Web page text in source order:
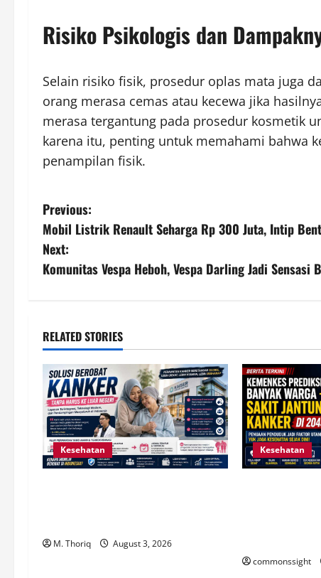
Risiko Psikologis dan
Selain risiko fisik, prosedur oplas mata juga
orang merasa cemas atau kecewa jika
merasa tergantung pada prosedur kosmetik
karena itu, penting untuk memahami bahwa
penampilan fisik.
P
o
s
n
a
v
i
g
i
Previous:
Mobil Listrik Renault Seharga Rp 300 Juta, Intip
Next:
Komunitas Vespa Heboh, Vespa Darling Jadi Sensasi
RELATED STORIES
Kesehatan
M. Thoriq August 3, 2026
Kesehatan
commonssight